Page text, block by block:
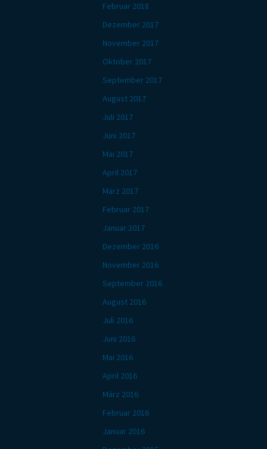
Februar 2018
Dezember 2017
November 2017
Oktober 2017
September 2017
August 2017
Juli 2017
Juni 2017
Mai 2017
April 2017
März 2017
Februar 2017
Januar 2017
Dezember 2016
November 2016
September 2016
August 2016
Juli 2016
Juni 2016
Mai 2016
April 2016
März 2016
Februar 2016
Januar 2016